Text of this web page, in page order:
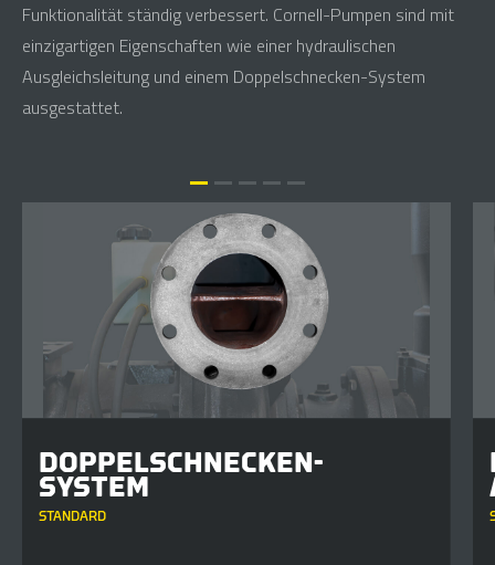
Funktionalität ständig verbessert. Cornell-Pumpen sind mit
einzigartigen Eigenschaften wie einer hydraulischen
Ausgleichsleitung und einem Doppelschnecken-System
ausgestattet.
DOPPELSCHNECKEN-
SYSTEM
STANDARD